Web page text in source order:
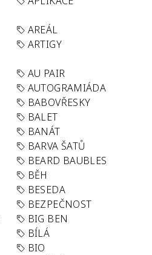
AREÁL
ARTIGY
AU PAIR
AUTOGRAMIÁDA
BABOVŘESKY
BALET
BANÁT
BARVA ŠATŮ
BEARD BAUBLES
BĚH
BESEDA
BEZPEČNOST
BIG BEN
BÍLÁ
BIO